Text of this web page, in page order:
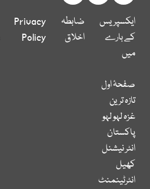
ایکسپریس
کے بارے
میں
ضابطہ
اخلاق
Privacy
Policy
صفحۂ اول
تازہ ترین
غزہ لہو لہو
پاکستان
انٹر نیشنل
کھیل
انٹرٹینمنٹ